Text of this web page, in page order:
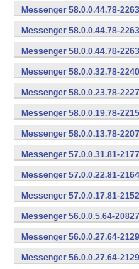
Messenger 58.0.0.44.78-
Messenger 58.0.0.44.78-
Messenger 58.0.0.44.78-
Messenger 58.0.0.32.78-
Messenger 58.0.0.23.78-
Messenger 58.0.0.19.78-
Messenger 58.0.0.13.78-
Messenger 57.0.0.31.81-
Messenger 57.0.0.22.81-
Messenger 57.0.0.17.81-
Messenger 56.0.0.5.64-
Messenger 56.0.0.27.64-
Messenger 56.0.0.27.64-